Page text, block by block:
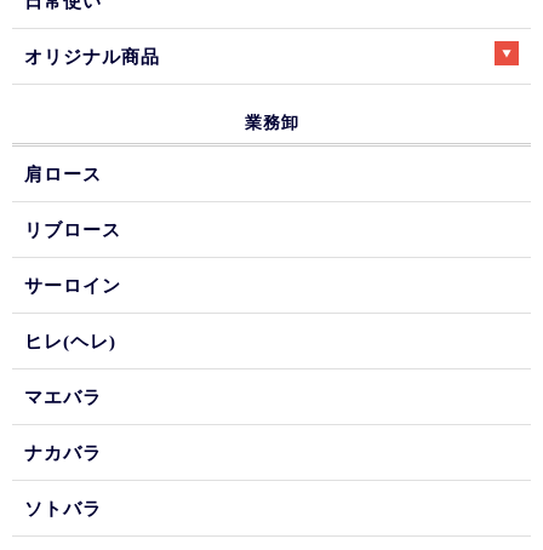
オリジナル商品
業務卸
肩ロース
リブロース
サーロイン
ヒレ(ヘレ)
マエバラ
ナカバラ
ソトバラ